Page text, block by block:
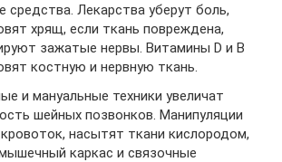
средства. Лекарства уберут боль,
хрящ, если ткань повреждена,
зажатые нервы. Витамины D и B
костную и нервную ткань.
и мануальные техники увеличат
шейных позвонков. Манипуляции
насытят ткани кислородом,
каркас и связочные